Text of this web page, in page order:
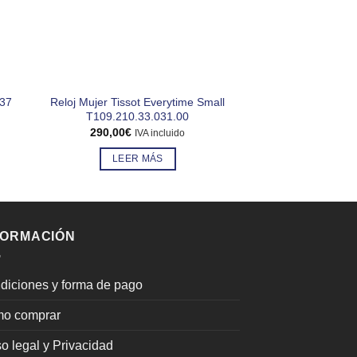
Reloj Mujer Tissot Everytime Small
T109.210.33.031.00
290,00€ IVA incluido
LEER MÁS
y forma de pago
comprar
legal y Privacidad